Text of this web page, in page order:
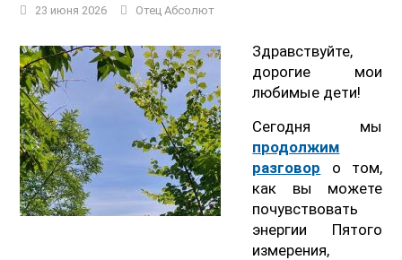
23 июня 2026 Отец Абсолют
Здравствуйте,
дорогие мои
любимые дети!
Сегодня мы
продолжим
разговор о том,
как вы можете
почувствовать
энергии Пятого
измерения,